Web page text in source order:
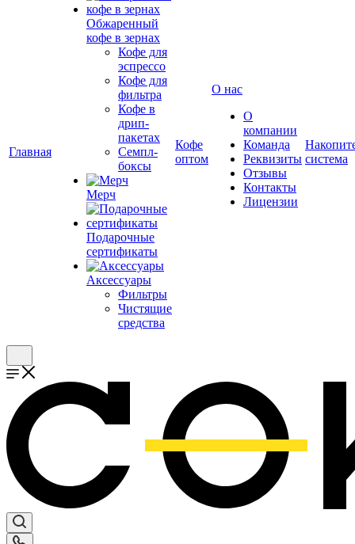
Главная
Обжаренный
кофе в зернах
Кофе для
эспрессо
Кофе для
фильтра
Кофе в
дрип-
пакетах
Семпл-
боксы
Мерч
Подарочные
сертификаты
Аксессуары
Фильтры
Чистящие
средства
Кофе
оптом
О нас
О
компании
Команда
Реквизиты
Отзывы
Контакты
Лицензии
система